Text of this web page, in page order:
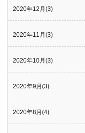
2020年12月(3)
2020年11月(3)
2020年10月(3)
2020年9月(3)
2020年8月(4)